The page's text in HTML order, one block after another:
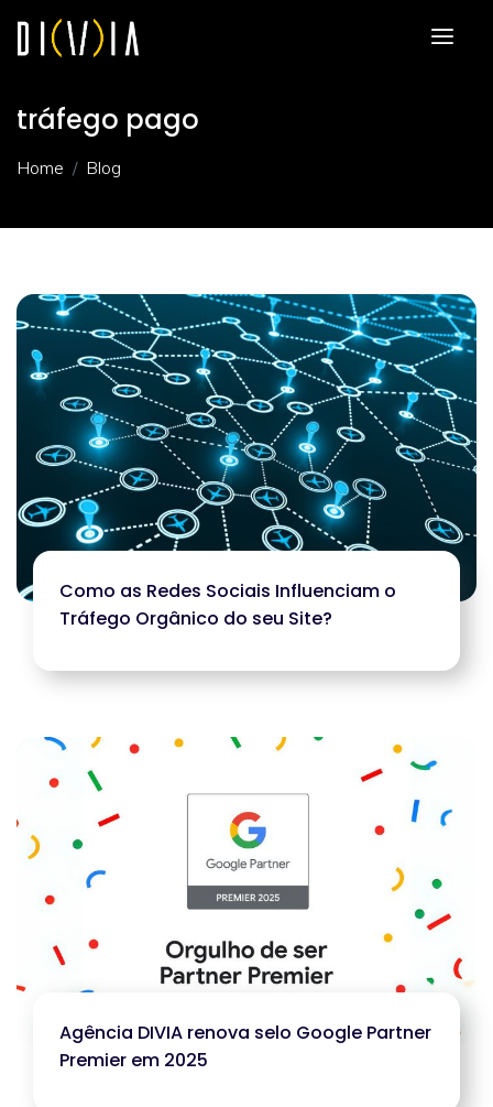
tráfego pago
Home Blog
Como as Redes Sociais Influenciam o
Tráfego Orgânico do seu Site?
Agência DIVIA renova selo Google Partner
Premier em 2025